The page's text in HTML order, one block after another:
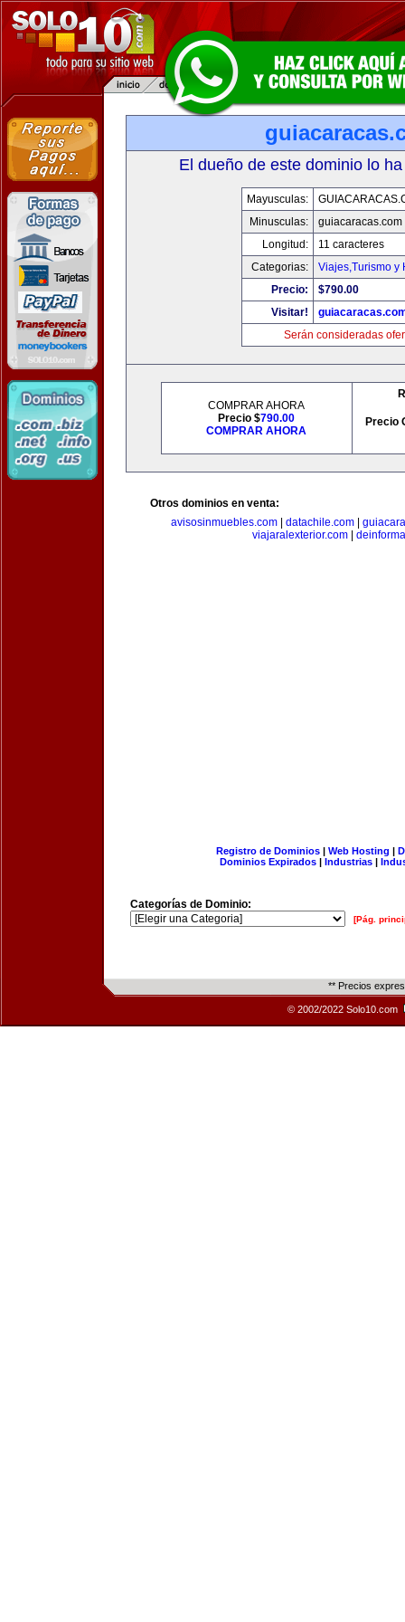
El dueño de este dominio lo
Mayusculas:
Minusculas:
guiacaracas.com
Longitud:
11 caracteres
Categorias:
Viajes,Turismo y
Precio:
$790.00
Visitar!
Serán consideradas
COMPRAR AHORA
Precio $790.00
COMPRAR AHORA
Precio
Otros dominios en venta:
avisosinmuebles.com
datachile.com
viajaralexterior.com|
Registro de Dominios| Web Hosting |
Dominios Expirados | Industrias |
Categorías de Dominio:
[Pág.
** Precios
© 2002/2022 Solo10.com